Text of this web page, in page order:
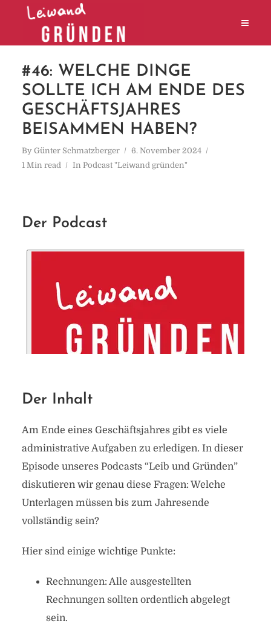
#46: WELCHE DINGE
SOLLTE ICH AM ENDE DES
GESCHÄFTSJAHRES
BEISAMMEN HABEN?
By Günter Schmatzberger
6. November 2024
1 Min read
In Podcast "Leiwand gründen"
Der Podcast
Der Inhalt
Am Ende eines Geschäftsjahres gibt es viele
administrative Aufgaben zu erledigen. In dieser
Episode unseres Podcasts “Leib und Gründen”
diskutieren wir genau diese Fragen: Welche
Unterlagen müssen bis zum Jahresende
vollständig sein?
Hier sind einige wichtige Punkte:
Rechnungen: Alle ausgestellten
Rechnungen sollten ordentlich abgelegt
sein.